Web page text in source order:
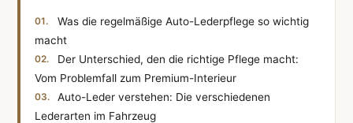
Was die regelmäßige Auto-Lederpflege so wichtig
macht
Der Unterschied, den die richtige Pflege macht:
Vom Problemfall zum Premium-Interieur
Auto-Leder verstehen: Die verschiedenen
Lederarten im Fahrzeug